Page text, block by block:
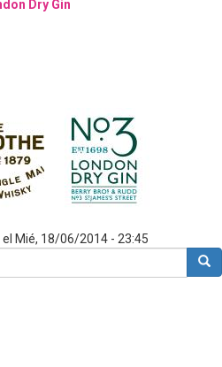
el Mié, 18/06/2014 - 23:45